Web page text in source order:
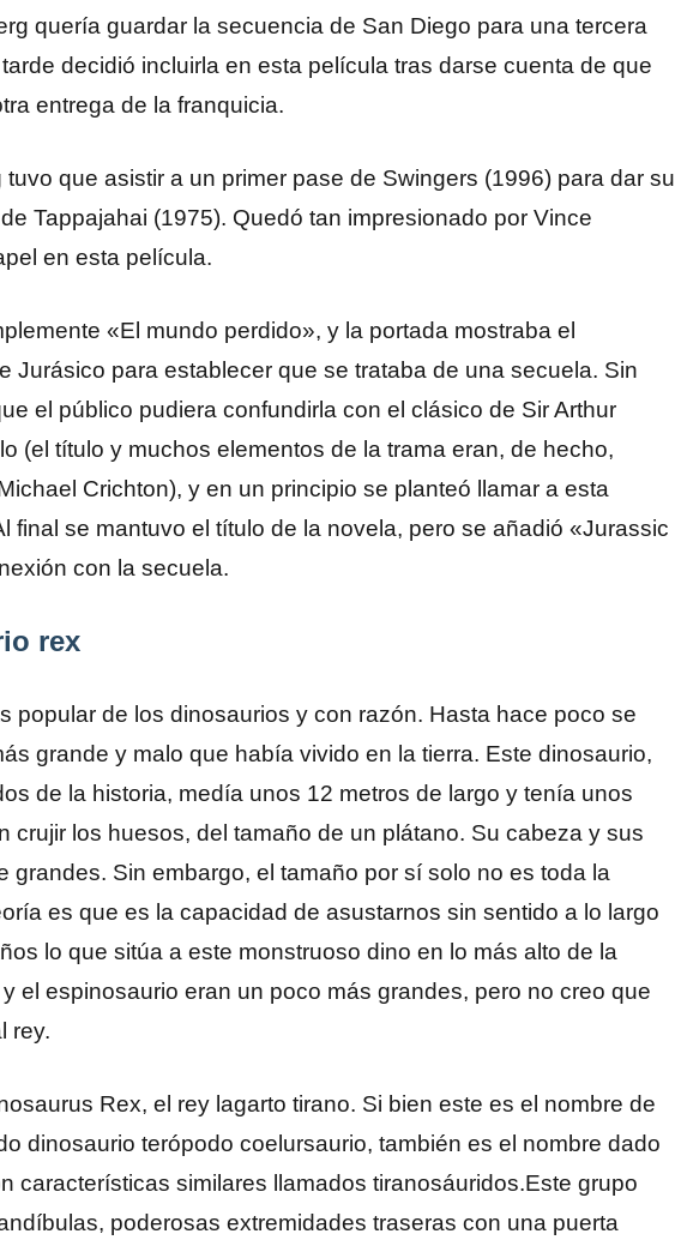
quería guardar la secuencia de San Diego para una tercera
decidió incluirla en esta película tras darse cuenta de que
entrega de la franquicia.
que asistir a un primer pase de Swingers (1996) para dar su
Tappajahai (1975). Quedó tan impresionado por Vince
en esta película.
«El mundo perdido», y la portada mostraba el
Jurásico para establecer que se trataba de una secuela. Sin
el público pudiera confundirla con el clásico de Sir Arthur
(el título y muchos elementos de la trama eran, de hecho,
Crichton), y en un principio se planteó llamar a esta
final se mantuvo el título de la novela, pero se añadió «Jurassic
con la secuela.
rex
popular de los dinosaurios y con razón. Hasta hace poco se
grande y malo que había vivido en la tierra. Este dinosaurio,
de la historia, medía unos 12 metros de largo y tenía unos
crujir los huesos, del tamaño de un plátano. Su cabeza y sus
grandes. Sin embargo, el tamaño por sí solo no es toda la
es que es la capacidad de asustarnos sin sentido a lo largo
lo que sitúa a este monstruoso dino en lo más alto de la
el espinosaurio eran un poco más grandes, pero no creo que
rey.
Rex, el rey lagarto tirano. Si bien este es el nombre de
dinosaurio terópodo coelursaurio, también es el nombre dado
características similares llamados tiranosáuridos.Este grupo
poderosas extremidades traseras con una puerta